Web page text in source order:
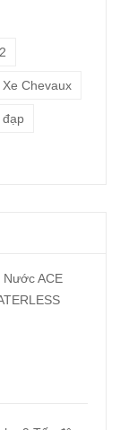
Xe Chevaux
đạp
Nước ACE